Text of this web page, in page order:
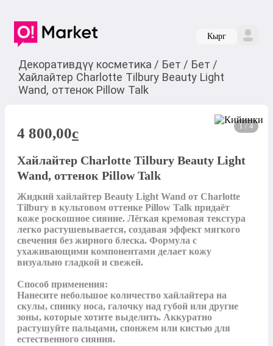
Кырг
Декоративдүү косметика / Бет / Бет /
Хайлайтер Charlotte Tilbury Beauty Light
Wand, оттенок Pillow Talk
1 / 4
4 800,00c
Хайлайтер Charlotte Tilbury Beauty Light
Wand, оттенок Pillow Talk
Жидкий хайлайтер Beauty Light Wand от Charlotte
Tilbury в культовом оттенке Pillow Talk придаёт
коже роскошное сияние. Лёгкая кремовая текстура
легко растушевывается, создавая эффект мягкого
свечения без жирного блеска. Формула с
ухаживающими компонентами делает кожу
визуально гладкой и свежей.
Способ применения:
Нанесите небольшое количество хайлайтера на
скулы, спинку носа, галочку над губой или другие
зоны, которые хотите выделить. Аккуратно
растушуйте пальцами, спонжем или кистью для
естественного сияния.